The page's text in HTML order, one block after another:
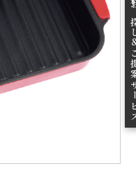
無
ご